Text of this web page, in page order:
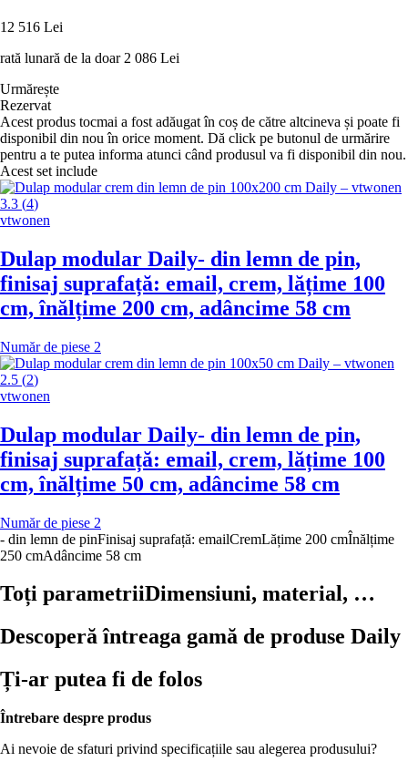
12 516 Lei
rată lunară de la doar 2 086 Lei
Urmărește
Rezervat
Acest produs tocmai a fost adăugat în coș de către altcineva și poate fi
disponibil din nou în orice moment. Dă click pe butonul de urmărire
pentru a te putea informa atunci când produsul va fi disponibil din nou.
Acest set include
3.3 (4)
vtwonen
Dulap modular Daily- din lemn de pin,
finisaj suprafață: email, crem, lățime 100
cm, înălțime 200 cm, adâncime 58 cm
Număr de piese 2
2.5 (2)
vtwonen
Dulap modular Daily- din lemn de pin,
finisaj suprafață: email, crem, lățime 100
cm, înălțime 50 cm, adâncime 58 cm
Număr de piese 2
- din lemn de pinFinisaj suprafață: emailCremLățime 200 cmÎnălțime
250 cmAdâncime 58 cm
Toți parametriiDimensiuni, material, …
Descoperă întreaga gamă de produse Daily
Ți-ar putea fi de folos
Întrebare despre produs
Ai nevoie de sfaturi privind specificațiile sau alegerea produsului?